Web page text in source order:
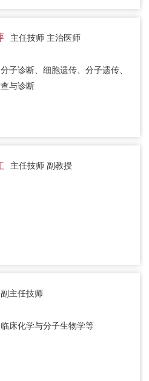
主任技师 主治医师
分子诊断、细胞遗传、分子遗传、
与诊断
主任技师 副教授
副主任技师
临床化学与分子生物学等